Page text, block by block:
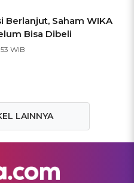
Berlanjut, Saham WIKA
Bisa Dibeli
WIB
LAINNYA